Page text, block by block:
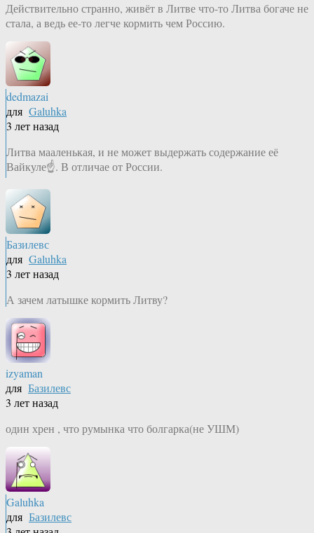
Действительно странно, живёт в Литве что-то Литва богаче не
стала, а ведь ее-то легче кормить чем Россию.
dedmazai
для Galuhka
3 лет назад
Литва мааленькая, и не может выдержать содержание её
Вайкуле☝️. В отличае от России.
Базилевс
для Galuhka
3 лет назад
А зачем латышке кормить Литву?
izyaman
для Базилевс
3 лет назад
один хрен , что румынка что болгарка(не УШМ)
Galuhka
для Базилевс